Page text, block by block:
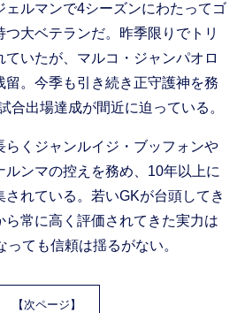
ルマンで4シーズンにわたってゴ
大ベテランだ。昨季限りでトリ
ていたが、マルコ・ジャンパオロ
留。今季も引き続き正守護神を務
合出場達成が間近に迫っている。
くジャンルイジ・ブッフォンや
ルンマの控えを務め、10年以上に
されている。若いGKが台頭してき
ら常に高く評価されてきた実力は
ても信頼は揺るがない。
【次ページ】